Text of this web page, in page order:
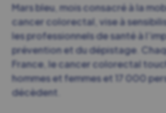
Mars bleu, mois consacré à la
cancer colorectal, vise à
les professionnels de santé à
prévention et du dépistage.
France, le cancer colorectal
hommes et femmes et 17 000
décèdent.